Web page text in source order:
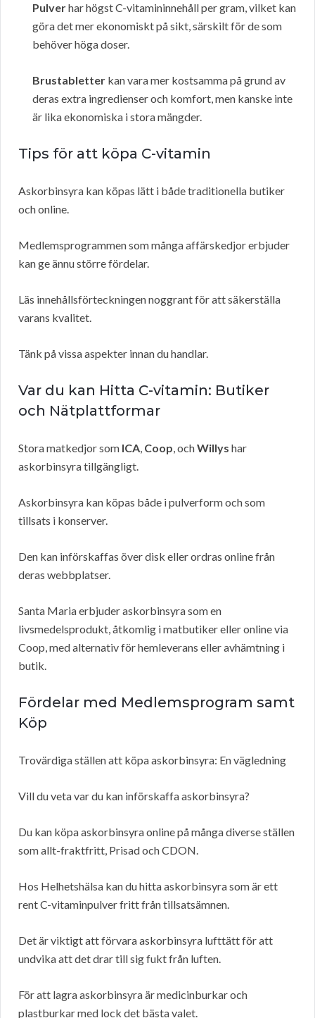
Pulverhar högst C-vitamininnehåll per gram, vilket kan
göra det mer ekonomiskt på sikt, särskilt för de som
behöver höga doser.
Brustabletter kan vara mer kostsamma på grund av
deras extra ingredienser och komfort, men kanske inte
är lika ekonomiska i stora mängder.
Tips för att köpa C-vitamin
Askorbinsyra kan köpas lätt i både traditionella butiker
och online.
Medlemsprogrammen som många affärskedjor erbjuder
kan ge ännu större fördelar.
Läs innehållsförteckningen noggrant för att säkerställa
varans kvalitet.
Tänk på vissa aspekter innan du handlar.
Var du kan Hitta C-vitamin: Butiker
och Nätplattformar
Stora matkedjor som ICA, Coop, ochWillys har
askorbinsyra tillgängligt.
Askorbinsyra kan köpas både i pulverform och som
tillsats i konserver.
Den kan införskaffas över disk eller ordras online från
deras webbplatser.
Santa Maria erbjuder askorbinsyra som en
livsmedelsprodukt, åtkomlig i matbutiker eller online via
Coop, med alternativ för hemleverans eller avhämtning i
butik.
Fördelar med Medlemsprogram samt
Köp
Trovärdiga ställen att köpa askorbinsyra: En vägledning
Vill du veta var du kan införskaffa askorbinsyra?
Du kan köpa askorbinsyra online på många diverse ställen
som allt-fraktfritt, Prisad och CDON.
Hos Helhetshälsa kan du hitta askorbinsyra som är ett
rent C-vitaminpulver fritt från tillsatsämnen.
Det är viktigt att förvara askorbinsyra lufttätt för att
undvika att det drar till sig fukt från luften.
För att lagra askorbinsyra är medicinburkar och
plastburkar med lock det bästa valet.